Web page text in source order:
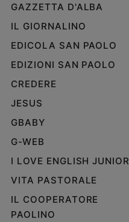
GAZZETTA D'ALBA
IL GIORNALINO
EDICOLA SAN PAOLO
EDIZIONI SAN PAOLO
CREDERE
JESUS
GBABY
G-WEB
I LOVE ENGLISH JUNIOR
VITA PASTORALE
IL COOPERATORE
PAOLINO